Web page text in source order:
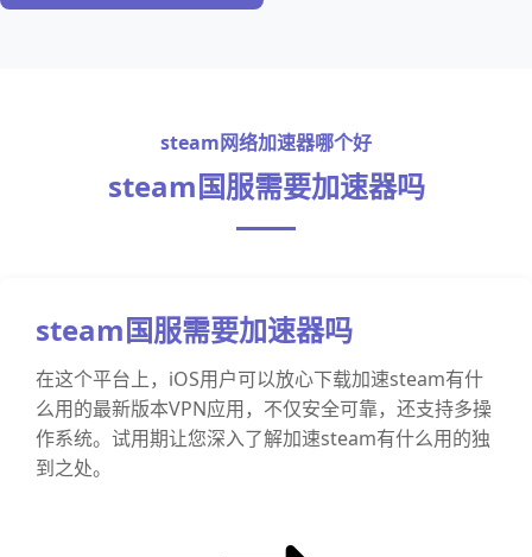
steam网络加速器哪个好
steam国服需要加速器吗
steam国服需要加速器吗
在这个平台上，iOS用户可以放心下载加速steam有什
么用的最新版本VPN应用，不仅安全可靠，还支持多操
作系统。试用期让您深入了解加速steam有什么用的独
到之处。